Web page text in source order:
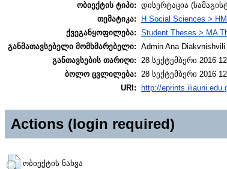
ობიექტის ტიპი: დისერტაცია
თემატიკა:
H Social Sciences >
ქვეგანყოფილება: Student Theses > MA
განმათავსებელი მომხმარებელი: Admin Ana Diakvnishvili
განთავსების თარიღი: 28 სექტემბერი 2016
ბოლო ცვლილება: 28 სექტემბერი 2016
URI:
http://
Actions (login required)
ობიექტის ნახვა